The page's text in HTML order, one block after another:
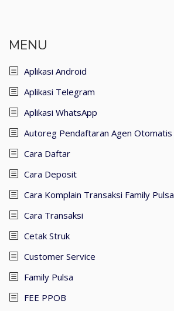
MENU
Aplikasi Android
Aplikasi Telegram
Aplikasi WhatsApp
Autoreg Pendaftaran Agen Otomatis
Cara Daftar
Cara Deposit
Cara Komplain Transaksi Family Pulsa
Cara Transaksi
Cetak Struk
Customer Service
Family Pulsa
FEE PPOB